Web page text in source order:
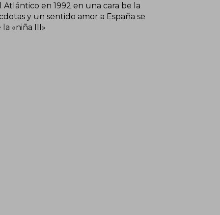
en 1992 en una cara be la
y un sentido amor a España se
«niña III»